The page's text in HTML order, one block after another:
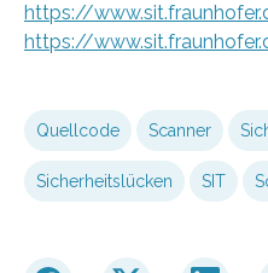
https://
https://
Quellcode Scanner
Sicherheitslücken SIT